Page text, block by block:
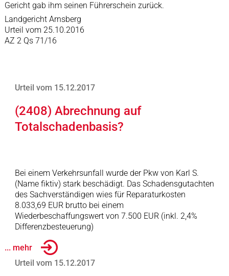
Gericht gab ihm seinen Führerschein zurück.
Landgericht Arnsberg
Urteil vom 25.10.2016
AZ 2 Qs 71/16
Urteil vom 15.12.2017
(2408) Abrechnung auf
Totalschadenbasis?
Bei einem Verkehrsunfall wurde der Pkw von Karl S.
(Name fiktiv) stark beschädigt. Das Schadensgutachten
des Sachverständigen wies für Reparaturkosten
8.033,69 EUR brutto bei einem
Wiederbeschaffungswert von 7.500 EUR (inkl. 2,4%
Differenzbesteuerung)
... mehr
Urteil vom 15.12.2017